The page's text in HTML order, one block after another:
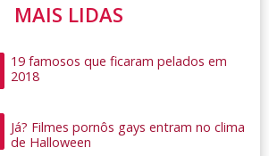
MAIS LIDAS
19 famosos que ficaram pelados em
2018
Já? Filmes pornôs gays entram no clima
de Halloween